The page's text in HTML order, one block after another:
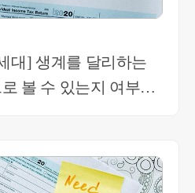
이 실제 부모님과 물리적으
되는 것입니다. 현재 동일
받으신 이후에 다른 주소
의 월급을 받기 때문에 양도
에 해당합니다. 취득세에서만
대] 생계를 달리하는
볼 수 있는지 여부